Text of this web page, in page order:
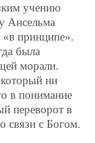
учению
Ансельма
«в принципе».
была
морали.
ни
в понимание
переворот в
связи с Богом.